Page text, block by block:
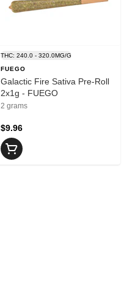
THC: 240.0 - 320.0MG/G
FUEGO
Galactic Fire Sativa Pre-Roll
2x1g - FUEGO
2 grams
$9.96